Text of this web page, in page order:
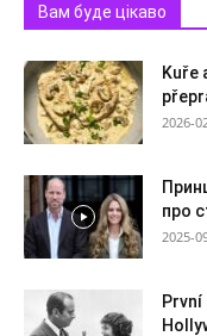
Вам буде цікаво
Kuře
2026-
про
2025-